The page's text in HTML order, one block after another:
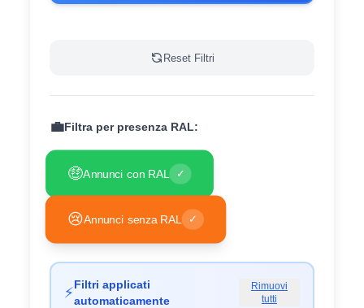
Reset Filtri
💼Filtra per presenza RAL:
🤑Annunci con RAL ✓
😢Annunci senza RAL ✓
⚡Filtri applicati
automaticamente
Rimuovi
tutti